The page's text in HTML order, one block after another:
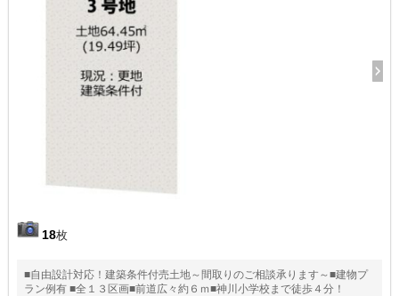
18枚
■自由設計対応！建築条件付売土地～間取りのご相談承ります～■建物プ
ラン例有 ■全１３区画■前道広々約６ｍ■神川小学校まで徒歩４分！